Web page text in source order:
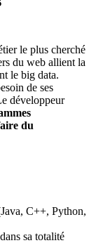
le plus cherché
du web allient la
le big data.
de ses
développeur
du
C++, Python,
sa totalité